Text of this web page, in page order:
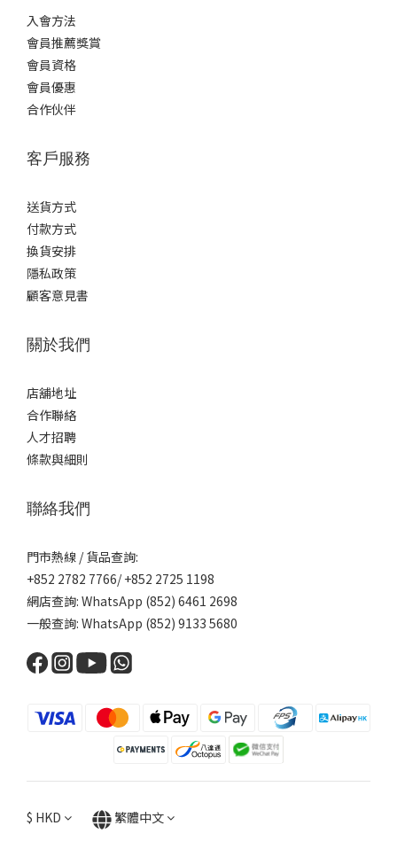
入會方法
會員推薦獎賞
會員資格
會員優惠
合作伙伴
客戶服務
送貨方式
付款方式
換貨安排
隱私政策
顧客意見書
關於我們
店舖地址
合作聯絡
人才招聘
條款與細則
聯絡我們
門市熱線 / 貨品查詢:
+852 2782 7766/ +852 2725 1198
網店查詢: WhatsApp (852) 6461 2698
一般查詢: WhatsApp (852) 9133 5680
$ HKD 繁體中文